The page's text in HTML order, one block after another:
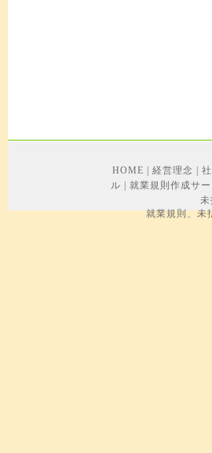
HOME 経営理念
ル
就業規則作成サー
未
就業規則、未払い残業代対策、